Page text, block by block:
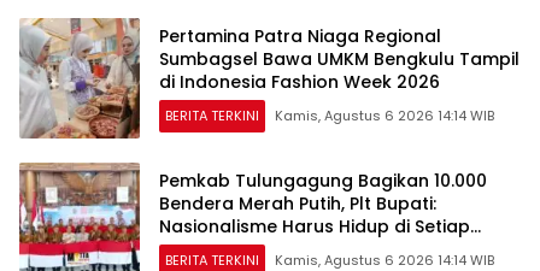
Pertamina Patra Niaga Regional
Sumbagsel Bawa UMKM Bengkulu Tampil
di Indonesia Fashion Week 2026
BERITA TERKINI Kamis, Agustus 6 2026 14:14 WIB
Pemkab Tulungagung Bagikan 10.000
Bendera Merah Putih, Plt Bupati:
Nasionalisme Harus Hidup di Setiap
Rumah
BERITA TERKINI Kamis, Agustus 6 2026 14:14 WIB